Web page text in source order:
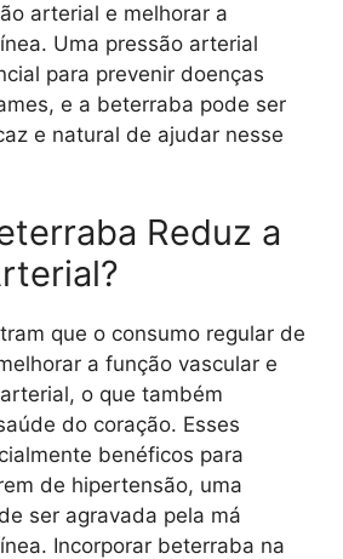
arterial e melhorar a
Uma pressão arterial
para prevenir doenças
e a beterraba pode ser
e natural de ajudar nesse
Reduz a
que o consumo regular de
a função vascular e
o que também
do coração. Esses
benéficos para
de hipertensão, uma
ser agravada pela má
Incorporar beterraba na